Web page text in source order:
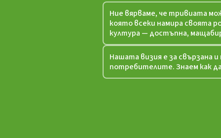
Ние вярваме, че тривиата
която всеки намира своята
култура — достъпна,
Нашата визия е за свързана
потребителите. Знаем как